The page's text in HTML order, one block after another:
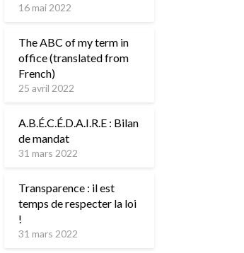
16 mai 2022
The ABC of my term in
office (translated from
French)
25 avril 2022
A.B.É.C.É.D.A.I.R.E : Bilan
de mandat
31 mars 2022
Transparence : il est
temps de respecter la loi
!
31 mars 2022